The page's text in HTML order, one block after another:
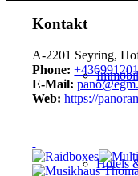
Hotels
Kontakt
A-2201 Seyring,
Phone:
E-Mail:
Web: https://